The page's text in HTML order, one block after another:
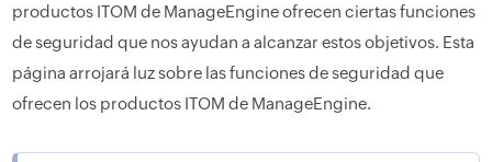
productos ITOM de ManageEngine ofrecen ciertas funciones
de seguridad que nos ayudan a alcanzar estos objetivos. Esta
página arrojará luz sobre las funciones de seguridad que
ofrecen los productos ITOM de ManageEngine.